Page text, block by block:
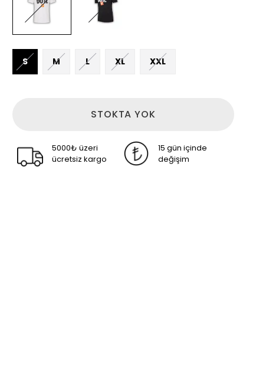
S M L XL XXL
STOKTA YOK
5000₺ üzeri
ücretsiz kargo
15 gün içinde
değişim